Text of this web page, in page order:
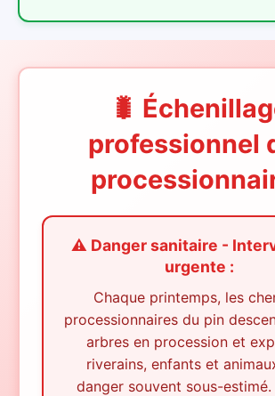
🐛
professionnel
⚠️ Danger sanitaire -
urgente :
Chaque printemps, les
processionnaires du pin
arbres en procession et
riverains, enfants et
danger souvent sous-estimé.